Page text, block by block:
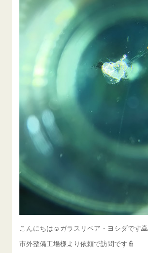
こんにちは☺ガラスリペア・ヨシダです🙇
市外整備工場様より依頼で訪問です👮